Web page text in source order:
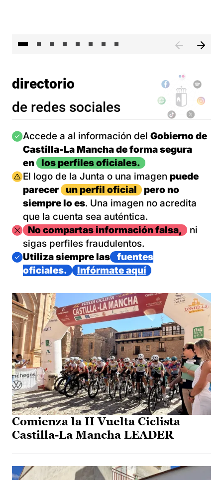
directorio
de redes sociales
Imagen
Accede a al información del Gobierno de
Castilla-La Mancha de forma segura
en
los perfiles oficiales.
Imagen
El logo de la Junta o una imagen puede
parecer
un perfil oficial
pero no
siempre lo es. Una imagen no acredita
que la cuenta sea auténtica.
ImagenNo compartas información falsa,
ni
sigas perfiles fraudulentos.
Imagen
Utiliza siempre las
fuentes
oficiales.
Infórmate aquí
Comienza la II Vuelta Ciclista
Castilla-La Mancha LEADER